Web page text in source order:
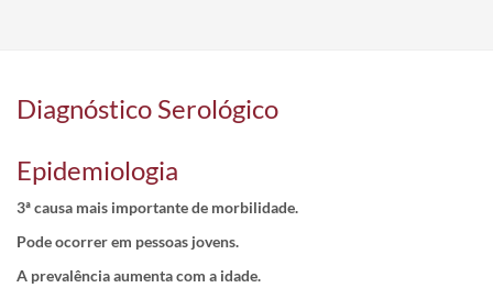
Diagnóstico Serológico
Epidemiologia
3ª causa mais importante de morbilidade.
Pode ocorrer em pessoas jovens.
A prevalência aumenta com a idade.